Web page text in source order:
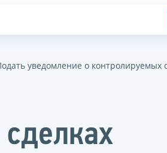
уведомление о контролируемых